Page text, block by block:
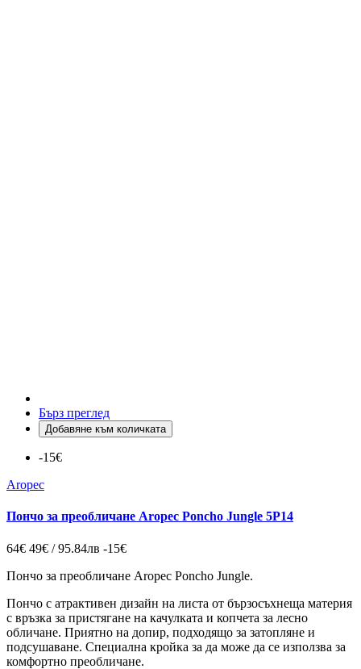
Бърз преглед
Добавяне към количката
-15€
Aropec
Пончо за преобличане Aropec Poncho Jungle 5P14
64€ 49€ / 95.84лв -15€
Пончо за преобличане Aropec Poncho Jungle.
Пончо с атрактивен дизайн на листа от бързосъхнеща материя
с връзка за пристягане на качулката и копчета за лесно
обличане. Приятно на допир, подходящо за затопляне и
подсушаване. Специална кройка за да може да се използва за
комфортно преобличане.